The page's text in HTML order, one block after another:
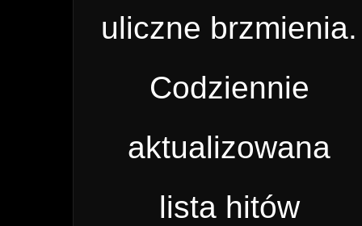
uliczne brzmienia.
Codziennie
aktualizowana
lista hitów